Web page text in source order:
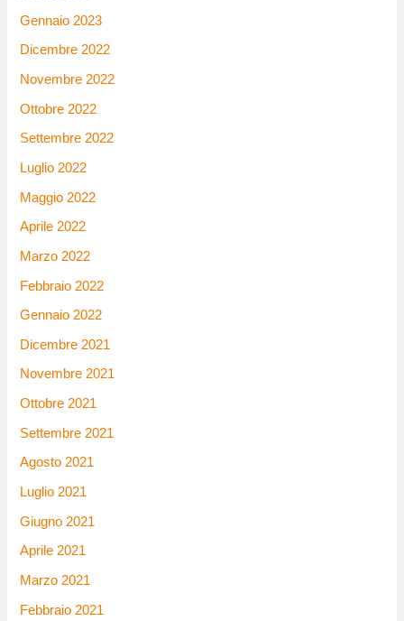
Gennaio 2023
Dicembre 2022
Novembre 2022
Ottobre 2022
Settembre 2022
Luglio 2022
Maggio 2022
Aprile 2022
Marzo 2022
Febbraio 2022
Gennaio 2022
Dicembre 2021
Novembre 2021
Ottobre 2021
Settembre 2021
Agosto 2021
Luglio 2021
Giugno 2021
Aprile 2021
Marzo 2021
Febbraio 2021